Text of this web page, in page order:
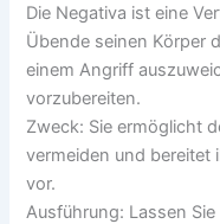
Die Negativa ist eine
Übende seinen Körper
einem Angriff
vorzubereiten.
Zweck: Sie ermöglicht
vermeiden und bereitet
vor.
Ausführung: Lassen